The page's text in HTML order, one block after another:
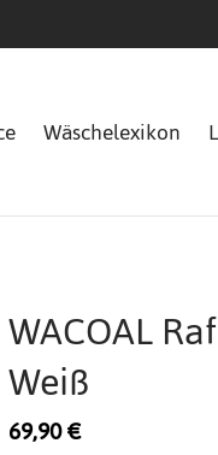
Wäschelexikon
WACOAL
Weiß
69,90€